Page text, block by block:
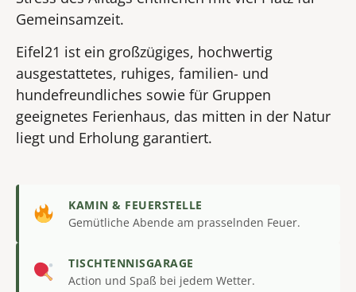
Gemeinsamzeit.
Eifel21 ist ein großzügiges, hochwertig
ausgestattetes, ruhiges, familien- und
hundefreundliches sowie für Gruppen
geeignetes Ferienhaus, das mitten in der Natur
liegt und Erholung garantiert.
KAMIN & FEUERSTELLE
Gemütliche Abende am prasselnden Feuer.
TISCHTENNISGARAGE
Action und Spaß bei jedem Wetter.